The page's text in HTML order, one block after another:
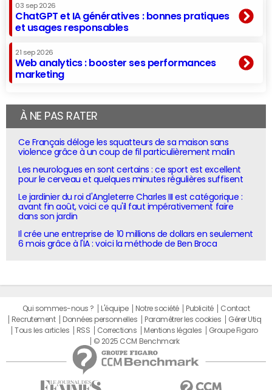
03 sep 2026
ChatGPT et IA génératives : bonnes pratiques
et usages responsables
21 sep 2026
Web analytics : booster ses performances
marketing
À NE PAS RATER
Ce Français déloge les squatteurs de sa maison sans
violence grâce à un coup de fil particulièrement malin
Les neurologues en sont certains : ce sport est excellent
pour le cerveau et quelques minutes régulières suffisent
Le jardinier du roi d'Angleterre Charles III est catégorique :
avant fin août, voici ce qu'il faut impérativement faire
dans son jardin
Il crée une entreprise de 10 millions de dollars en seulement
6 mois grâce à l'IA : voici la méthode de Ben Broca
Qui sommes-nous ? L'équipe Notre société Publicité
Contact
Recrutement
Données personnelles Paramétrer les cookies
Gérer Utiq
Tous les articles
RSS Corrections Mentions légales
Groupe Figaro
© 2025 CCM Benchmark